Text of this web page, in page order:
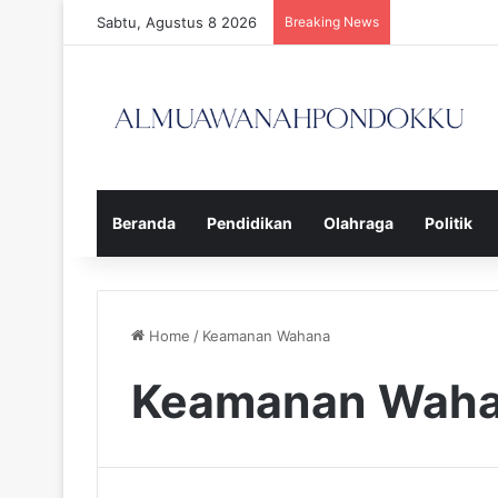
Sabtu, Agustus 8 2026 Breaking News
Beranda Pendidikan Olahraga Politik
Home / Keamanan Wahana
Keamanan